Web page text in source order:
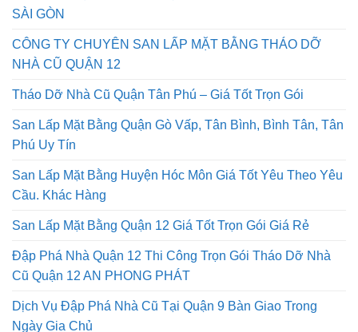
SÀI GÒN
CÔNG TY CHUYÊN SAN LẤP MẶT BẰNG THÁO DỠ
NHÀ CŨ QUẬN 12
Tháo Dỡ Nhà Cũ Quận Tân Phú – Giá Tốt Trọn Gói
San Lấp Mặt Bằng Quận Gò Vấp, Tân Bình, Bình Tân, Tân
Phú Uy Tín
San Lấp Mặt Bằng Huyện Hóc Môn Giá Tốt Yêu Theo Yêu
Cầu. Khác Hàng
San Lấp Mặt Bằng Quận 12 Giá Tốt Trọn Gói Giá Rẻ
Đập Phá Nhà Quận 12 Thi Công Trọn Gói Tháo Dỡ Nhà
Cũ Quận 12 AN PHONG PHÁT
Dịch Vụ Đập Phá Nhà Cũ Tại Quận 9 Bàn Giao Trong
Ngày Gia Chủ